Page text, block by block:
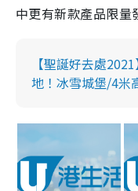
中更有新款產品限量
【聖誕好去處
地！冰雪城堡/4米